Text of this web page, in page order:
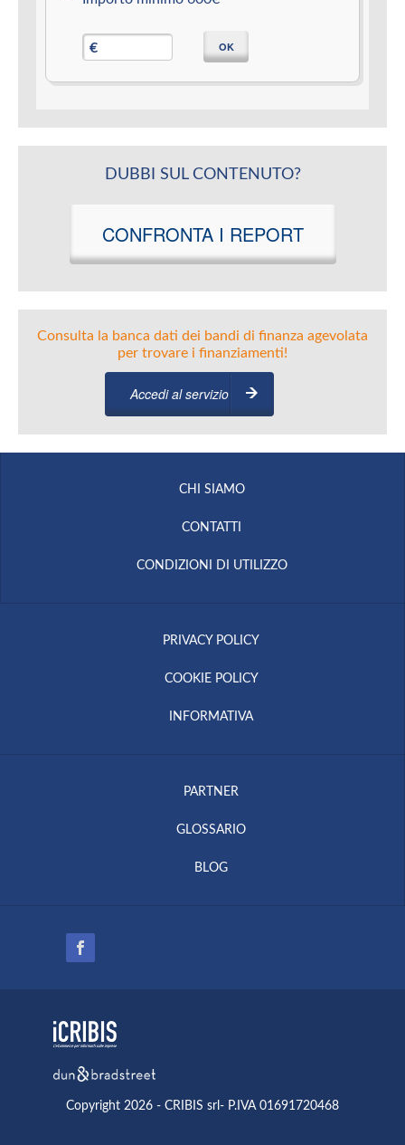
€ OK
DUBBI SUL CONTENUTO?
CONFRONTA I REPORT
Consulta la banca dati dei bandi di finanza agevolata
per trovare i finanziamenti!
Accedi al servizio
CHI SIAMO
CONTATTI
CONDIZIONI DI UTILIZZO
PRIVACY POLICY
COOKIE POLICY
INFORMATIVA
PARTNER
GLOSSARIO
BLOG
Copyright 2026 - CRIBIS srl- P.IVA 01691720468